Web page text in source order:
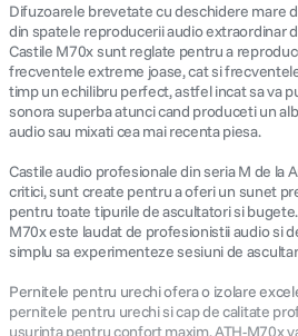
Difuzoarele brevetate cu deschidere mare
din spatele reproducerii audio extraordinar
Castile M70x sunt reglate pentru a
frecventele extreme joase, cat si
timp un echilibru perfect, astfel incat sa va
sonora superba atunci cand produceti un
audio sau mixati cea mai recenta piesa.
Castile audio profesionale din seria M de la
critici, sunt create pentru a oferi un sunet
pentru toate tipurile de ascultatori si
M70x este laudat de profesionistii audio si
simplu sa experimenteze sesiuni de
Pernitele pentru urechi ofera o izolare
pernitele pentru urechi si cap de calitate
usurinta pentru confort maxim. ATH-M70x